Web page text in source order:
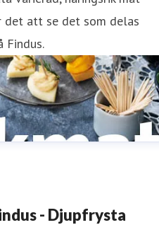
att se det som delas
Findus.
- Djupfrysta